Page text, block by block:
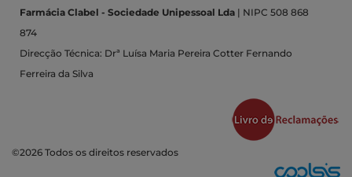
Farmácia Clabel - Sociedade Unipessoal Lda | NIPC 508 868
874
Direcção Técnica: Drª Luísa Maria Pereira Cotter Fernando
Ferreira da Silva
©2026 Todos os direitos reservados